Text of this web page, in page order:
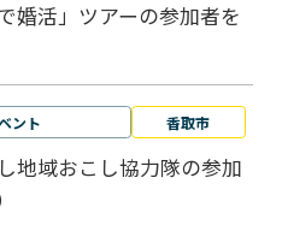
婚活」ツアーの参加者を
ント 香取市
地域おこし協力隊の参加